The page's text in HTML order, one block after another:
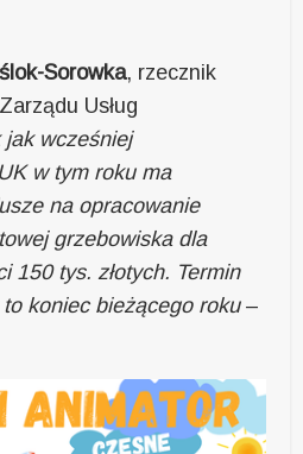
Sorowka, rzecznik
Usług
jak wcześniej
w tym roku ma
na opracowanie
grzebowiska dla
150 tys. złotych. Termin
koniec bieżącego roku–